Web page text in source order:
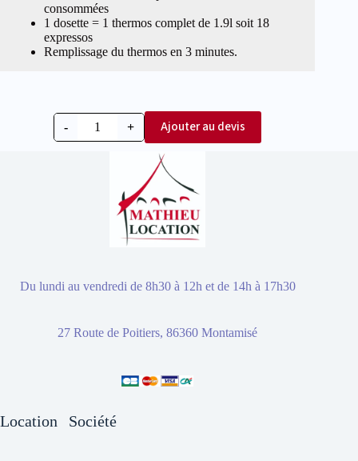
consommées
1 dosette = 1 thermos complet de 1.9l soit 18
expressos
Remplissage du thermos en 3 minutes.
- + Ajouter au devis
Du lundi au vendredi de 8h30 à 12h et de 14h à 17h30
27 Route de Poitiers, 86360 Montamisé
Location Société